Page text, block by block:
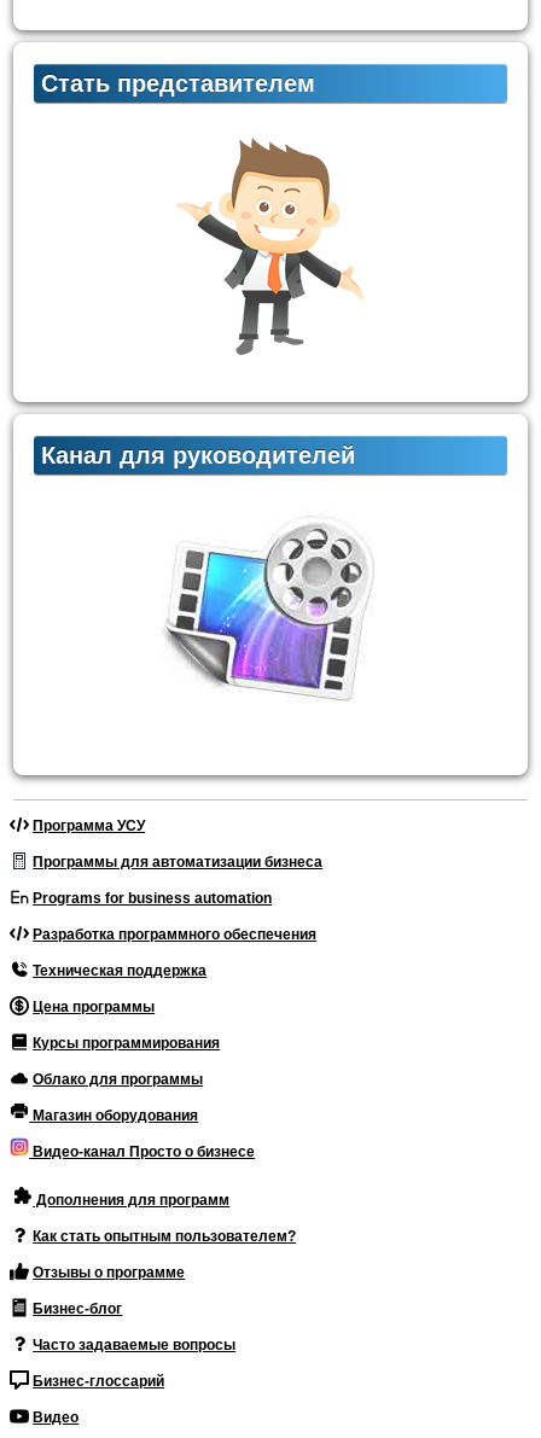
Стать представителем
Канал для руководителей
Программа УСУ
Программы для автоматизации бизнеса
Programs for business automation
Разработка программного обеспечения
Техническая поддержка
Цена программы
Курсы программирования
Облако для программы
Магазин оборудования
Видео-канал Просто о бизнесе
Дополнения для программ
Как стать опытным пользователем?
Отзывы о программе
Бизнес-блог
Часто задаваемые вопросы
Бизнес-глоссарий
Видео